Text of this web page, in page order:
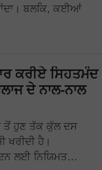
ਬਲਕਿ, ਕਈਆਂ
ਕਰੀਏ ਸਿਹਤਮੰਦ
ਦੇ ਨਾਲ-ਨਾਲ
ਤੋਂ ਹੁਣ ਤੱਕ ਕੁੱਲ ਦਸ
ਖਰੀਦੀ ਹੈ।
ਲਈ ਨਿਯਿਮਤ…